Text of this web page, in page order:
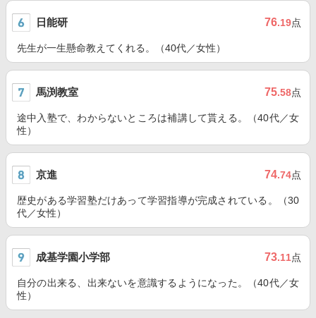
日能研 76.19点
先生が一生懸命教えてくれる。（40代／女性）
馬渕教室 75.58点
途中入塾で、わからないところは補講して貰える。（40代／女
性）
京進 74.74点
歴史がある学習塾だけあって学習指導が完成されている。（30
代／女性）
成基学園小学部 73.11点
自分の出来る、出来ないを意識するようになった。（40代／女
性）